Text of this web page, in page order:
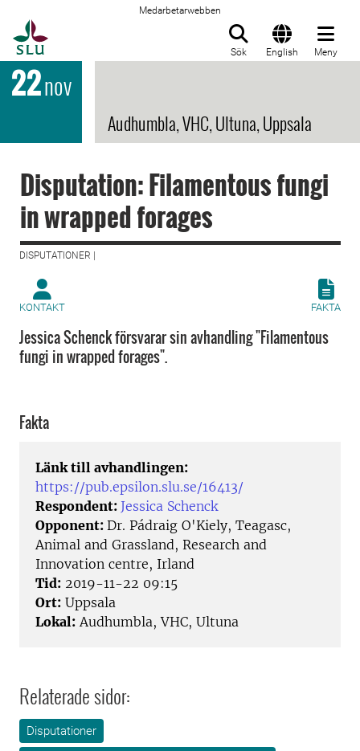
Medarbetarwebben
Sök English Meny
22nov
Audhumbla, VHC, Ultuna, Uppsala
Disputation: Filamentous fungi
in wrapped forages
DISPUTATIONER |
KONTAKT FAKTA
Jessica Schenck försvarar sin avhandling "Filamentous
fungi in wrapped forages".
Fakta
Länk till avhandlingen:
https://pub.epsilon.slu.se/16413/
Respondent: Jessica Schenck
Opponent: Dr. Pádraig O'Kiely, Teagasc,
Animal and Grassland, Research and
Innovation centre, Irland
Tid: 2019-11-22 09:15
Ort: Uppsala
Lokal: Audhumbla, VHC, Ultuna
Relaterade sidor:
Disputationer